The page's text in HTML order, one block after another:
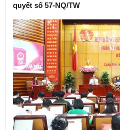
quyết số 57-NQ/TW